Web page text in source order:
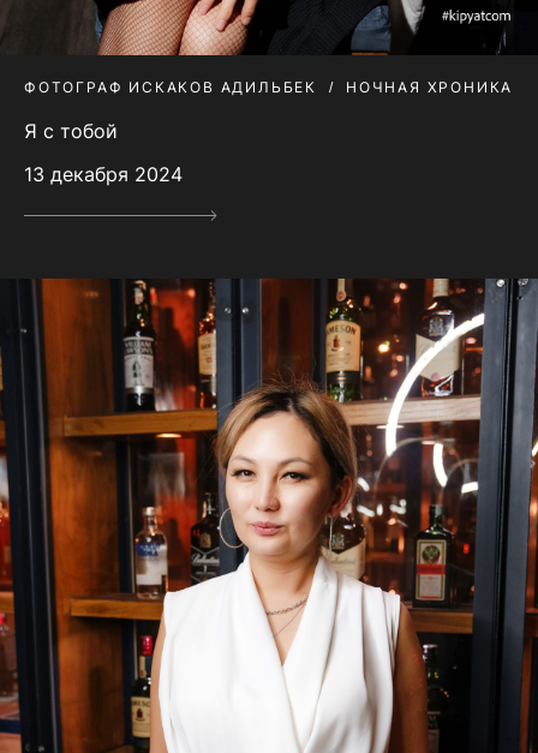
ФОТОГРАФ ИСКАКОВ АДИЛЬБЕК НОЧНАЯ ХРОНИКА
Я с тобой
13 декабря 2024